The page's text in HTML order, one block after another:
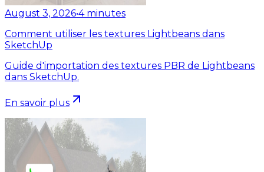
August 3, 2026•4 minutes
Comment utiliser les textures Lightbeans dans
SketchUp
Guide d'importation des textures PBR de Lightbeans
dans SketchUp.
En savoir plus